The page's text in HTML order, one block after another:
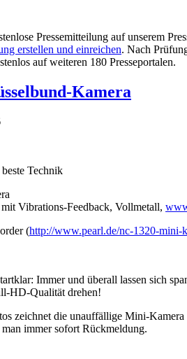
Pressemitteilung auf unserem
erstellen und einreichen. Nach
auf weiteren 180 Presseportalen.
Kamera
Technik
Vibrations-Feedback, Vollmetall,
(http://www.pearl.de/nc-1320-mini-
Immer und überall lassen sich
HD-Qualität drehen!
zeichnet die unauffällige Mini-Kamera
immer sofort Rückmeldung.